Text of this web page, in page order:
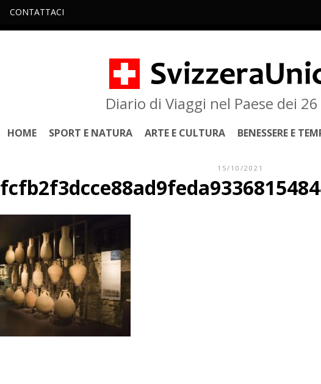
CONTATTACI
Diario di Viaggi nel Paese dei
HOME SPORT E NATURA ARTE E CULTURA BENESSERE E
15/10/2021